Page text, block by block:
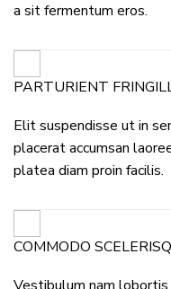
a sit fermentum eros.
PARTURIENT
Elit suspendisse ut in
placerat accumsan
platea diam proin facilis.
COMMODO